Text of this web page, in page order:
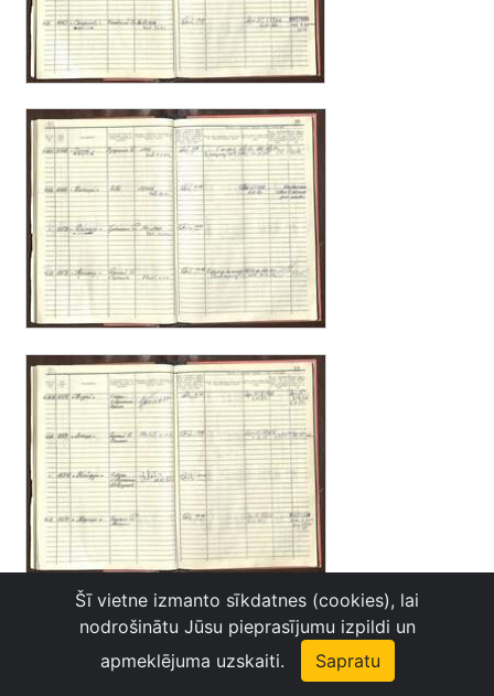
Šī vietne izmanto sīkdatnes (cookies), lai
nodrošinātu Jūsu pieprasījumu izpildi un
apmeklējuma uzskaiti.
Sapratu